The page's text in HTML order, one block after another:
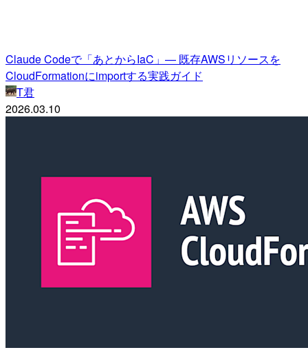
Claude Codeで「あとからIaC」— 既存AWSリソースを
CloudFormationにimportする実践ガイド
T君
2026.03.10